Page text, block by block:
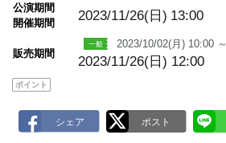
公演期間
開催期間
2023/11/26(日) 13:00
販売期間
2023/10/02(月) 10:00 ～
2023/11/26(日) 12:00
ポイント